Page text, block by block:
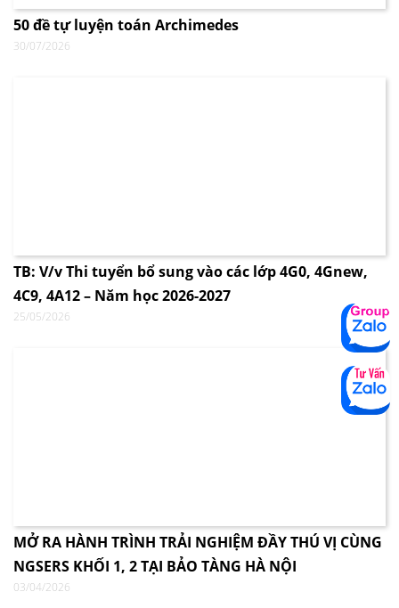
50 đề tự luyện toán Archimedes
30/07/2026
TB: V/v Thi tuyển bổ sung vào các lớp 4G0, 4Gnew,
4C9, 4A12 – Năm học 2026-2027
25/05/2026
MỞ RA HÀNH TRÌNH TRẢI NGHIỆM ĐẦY THÚ VỊ CÙNG
NGSERS KHỐI 1, 2 TẠI BẢO TÀNG HÀ NỘI
03/04/2026